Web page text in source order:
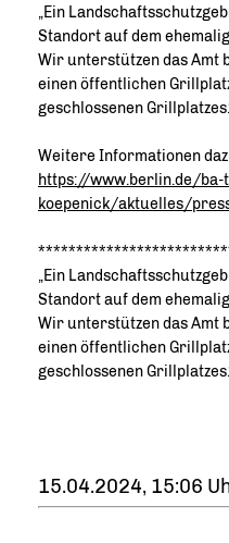
Ein
Standort auf dem
Wir unterstützen das Amt
einen öffentlichen
geschlossenen
Weitere Informationen
https://www.berlin.de/ba-
koepenick/aktuelles/
Ein
Standort auf dem
Wir unterstützen das Amt
einen öffentlichen
geschlossenen
15.04.2024, 15:06